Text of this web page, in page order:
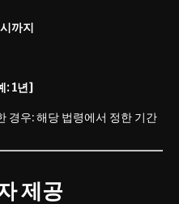
까지
: 1년]
경우: 해당 법령에서 정한 기간
제공